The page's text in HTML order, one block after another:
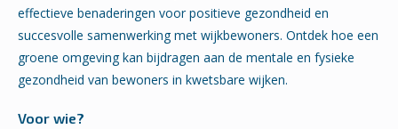
effectieve benaderingen voor positieve gezondheid en
succesvolle samenwerking met wijkbewoners. Ontdek hoe een
groene omgeving kan bijdragen aan de mentale en fysieke
gezondheid van bewoners in kwetsbare wijken.
Voor wie?